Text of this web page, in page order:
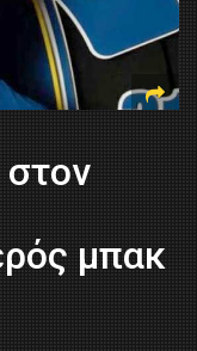
μπακ